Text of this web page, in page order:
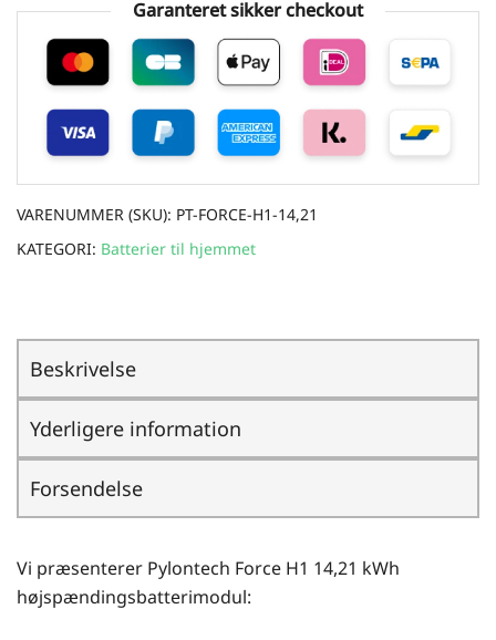
Garanteret sikker checkout
VARENUMMER (SKU): PT-FORCE-H1-14,21
KATEGORI: Batterier til hjemmet
Beskrivelse
Yderligere information
Forsendelse
Vi præsenterer Pylontech Force H1 14,21 kWh
højspændingsbatterimodul: